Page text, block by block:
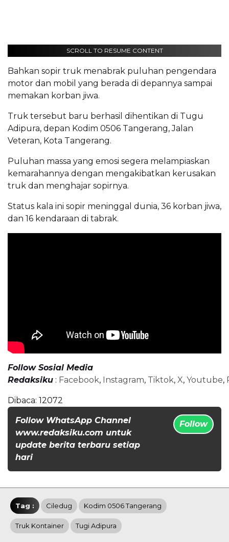
SCROLL TO RESUME CONTENT
Bahkan sopir truk menabrak puluhan pengendara
motor dan mobil yang berada di depannya sampai
memakan korban jiwa.
Truk tersebut baru berhasil dihentikan di Tugu
Adipura, depan Kodim 0506 Tangerang, Jalan
Veteran, Kota Tangerang.
Puluhan massa yang emosi segera melampiaskan
kemarahannya dengan mengakibatkan kerusakan
truk dan menghajar sopirnya.
Status kala ini sopir meninggal dunia, 36 korban jiwa,
dan 16 kendaraan di tabrak.
Follow Sosial Media
Redaksiku : Facebook, Instagram, Tiktok, X, Youtube,
Dibaca: 12072
Follow WhatsApp Channel
www.redaksiku.com untuk
update berita terbaru setiap
hari
Follow
Tag : Ciledug Kodim 0506 Tangerang
Truk Kontainer Tugi Adipura